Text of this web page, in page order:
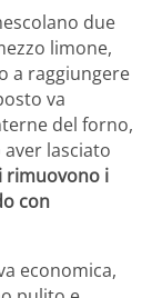
due
limone,
a raggiungere
va
del forno,
lasciato
rimuovono i
con
economica,